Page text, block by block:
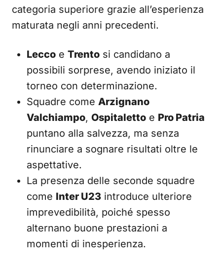
categoria superiore grazie all’esperienza
maturata negli anni precedenti.
Lecco e Trento si candidano a
possibili sorprese, avendo iniziato il
torneo con determinazione.
Squadre come Arzignano
Valchiampo, Ospitaletto e Pro Patria
puntano alla salvezza, ma senza
rinunciare a sognare risultati oltre le
aspettative.
La presenza delle seconde squadre
come Inter U23 introduce ulteriore
imprevedibilità, poiché spesso
alternano buone prestazioni a
momenti di inesperienza.